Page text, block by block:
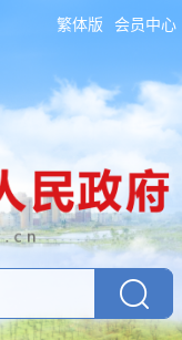
繁体版 会员中心